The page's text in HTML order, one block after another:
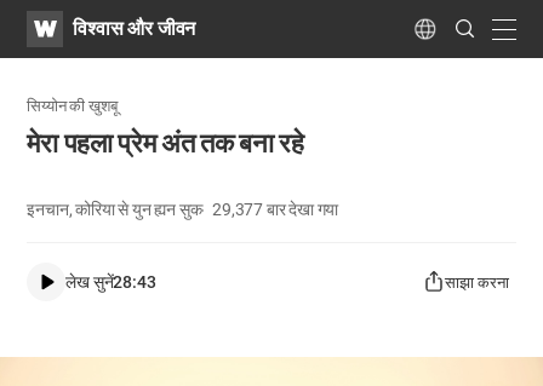
WATVविश्वास और जीवन Language
Search
Submit
सिय्योन की खुशबू
मेरा पहला प्रेम अंत तक बना रहे
इनचान, कोरिया से युन ह्यन सुक 29,377बार देखा गया
लेख सुनें28:43 साझा करना